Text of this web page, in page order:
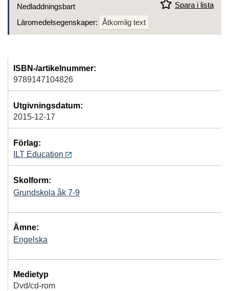
Spara i lista
Nedladdningsbart
Läromedelsegenskaper: Åtkomlig text
ISBN-/artikelnummer:
9789147104826
Utgivningsdatum:
2015-12-17
Förlag:
ILT Education
Skolform:
Grundskola åk 7-9
Ämne:
Engelska
Medietyp
Dvd/cd-rom